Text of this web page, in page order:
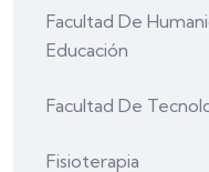
Facultad De
Educación
Facultad De
Fisioterapia